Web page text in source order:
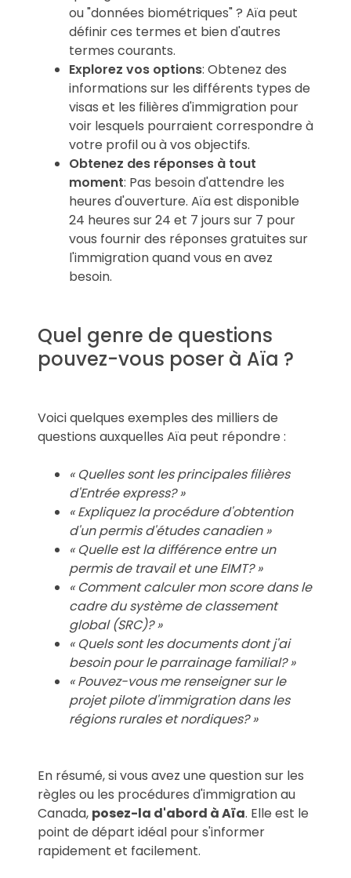
ou "données biométriques" ? Aïa peut
définir ces termes et bien d'autres
termes courants.
Explorez vos options: Obtenez des
informations sur les différents types de
visas et les filières d'immigration pour
voir lesquels pourraient correspondre à
votre profil ou à vos objectifs.
Obtenez des réponses à tout
moment: Pas besoin d'attendre les
heures d'ouverture. Aïa est disponible
24 heures sur 24 et 7 jours sur 7 pour
vous fournir des réponses gratuites sur
l'immigration quand vous en avez
besoin.
Quel genre de questions
pouvez-vous poser à Aïa ?
Voici quelques exemples des milliers de
questions auxquelles Aïa peut répondre :
« Quelles sont les principales filières
d'Entrée express? »
« Expliquez la procédure d'obtention
d'un permis d'études canadien »
« Quelle est la différence entre un
permis de travail et une EIMT? »
« Comment calculer mon score dans le
cadre du système de classement
global (SRC)? »
« Quels sont les documents dont j'ai
besoin pour le parrainage familial? »
« Pouvez-vous me renseigner sur le
projet pilote d'immigration dans les
régions rurales et nordiques? »
En résumé, si vous avez une question sur les
règles ou les procédures d'immigration au
Canada, posez-la d'abord à Aïa. Elle est le
point de départ idéal pour s'informer
rapidement et facilement.